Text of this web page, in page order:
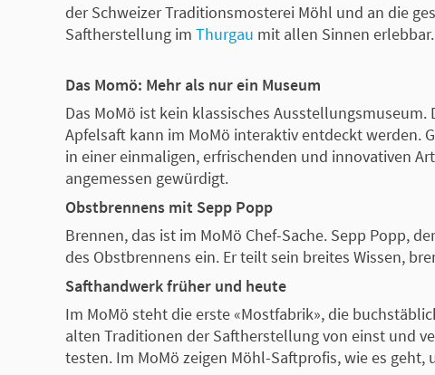
der Schweizer Traditionsmosterei Möhl und an die
Saftherstellung im Thurgau mit allen Sinnen erlebbar.
Das Momö: Mehr als nur ein Museum
Das MoMö ist kein klassisches
Apfelsaft kann im MoMö interaktiv entdeckt werden.
in einer einmaligen, erfrischenden und innovativen
angemessen gewürdigt.
Obstbrennens mit Sepp Popp
Brennen, das ist im MoMö Chef-Sache. Sepp Popp,
des Obstbrennens ein. Er teilt sein breites Wissen,
Safthandwerk früher und heute
Im MoMö steht die erste «Mostfabrik», die
alten Traditionen der Saftherstellung von einst und
testen. Im MoMö zeigen Möhl-Saftprofis, wie es